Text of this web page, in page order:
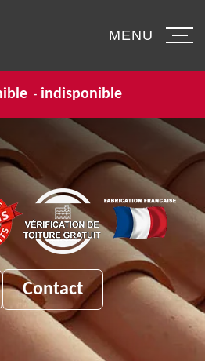
- indisponible
MENU
Contact